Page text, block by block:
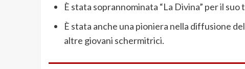
È stata soprannominata “La Divina” per il
È stata anche una pioniera nella diffusione
altre giovani schermitrici.